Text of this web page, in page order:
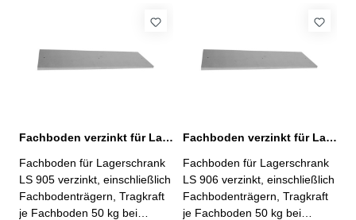
Fachboden verzinkt für Lagerschrank LS 905
Fachboden für Lagerschrank
LS 905 verzinkt, einschließlich
Fachbodenträgern, Tragkraft
je Fachboden 50 kg bei
Fachboden verzinkt für Lagerschrank LS 906
Fachboden für Lagerschrank
LS 906 verzinkt, einschließlich
Fachbodenträgern, Tragkraft
je Fachboden 50 kg bei